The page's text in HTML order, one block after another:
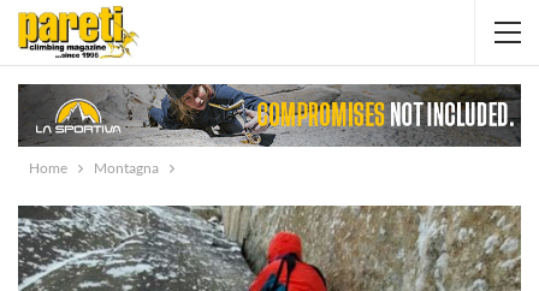
Home Montagna